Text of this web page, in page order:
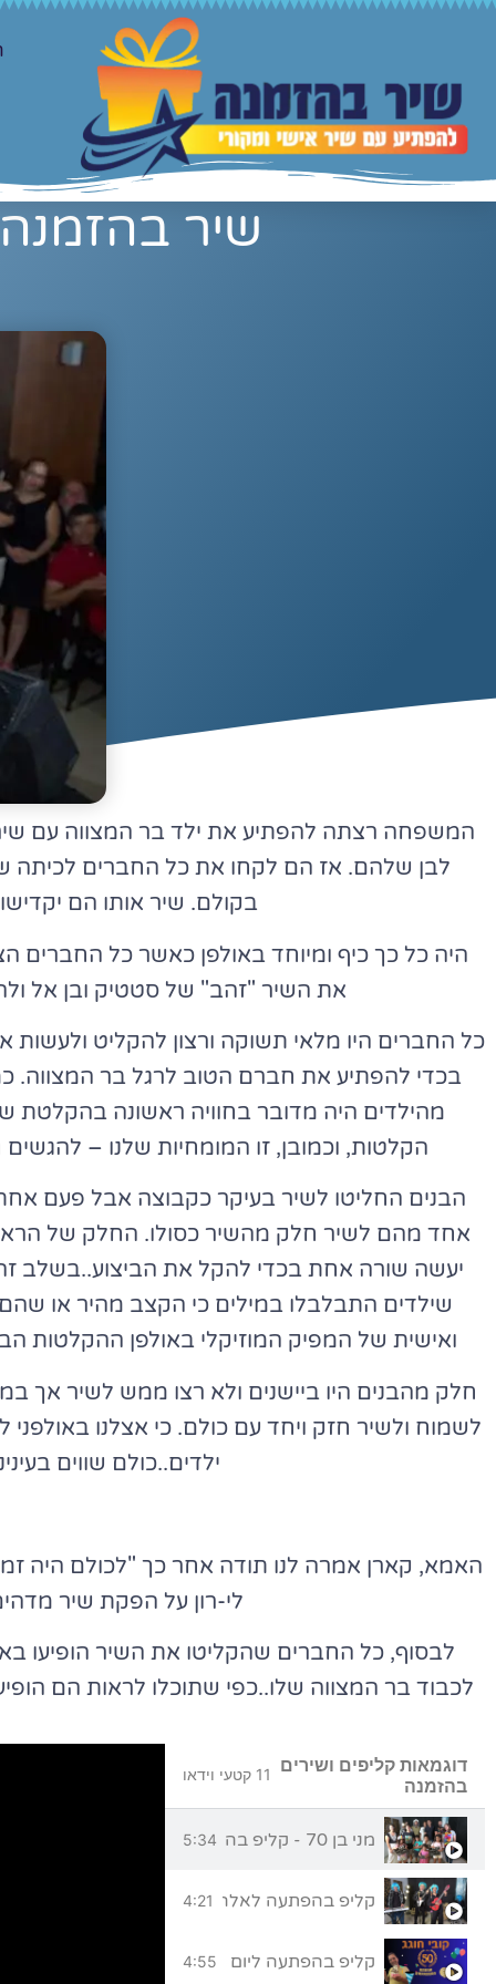
שיר
המשפחה רצתה להפתיע את ילד בר המצווה עם שיר
לבן שלהם. אז הם לקחו את כל החברים לכיתה
בקולם. שיר אותו הם
היה כל כך כיף ומיוחד באולפן כאשר כל החברים
את השיר "זהב" של סטטיק ובן אל
כל החברים היו מלאי תשוקה ורצון להקליט ולעשות
בכדי להפתיע את חברם הטוב לרגל בר המצווה.
מהילדים היה מדובר בחוויה ראשונה בהקלטת
הקלטות, וכמובן, זו המומחיות שלנו – להגשים
הבנים החליטו לשיר בעיקר כקבוצה אבל פעם
אחד מהם לשיר חלק מהשיר כסולו. החלק של
יעשה שורה אחת בכדי להקל את הביצוע..בשלב
שילדים התבלבלו במילים כי הקצב מהיר או
ואישית של המפיק המוזיקלי באולפן ההקלטות
חלק מהבנים היו ביישנים ולא רצו ממש לשיר
לשמוח ולשיר חזק ויחד עם כולם. כי אצלנו באולפני
ילדים..כולם שווים
האמא, קארן אמרה לנו תודה אחר כך "לכולם היה זמן
לי-רון על הפקת שיר
לבסוף, כל החברים שהקליטו את השיר הופיעו
לכבוד בר המצווה שלו..כפי שתוכלו לראות הם
דוגמאות קליפים ושירים
בהזמנה
11 קטעי וידאו
מני בן 70 - קליפ בהפתעה ליום הולדת 70 מכל המשפחה 5:34
קליפ בהפתעה לאלה - תעשי רק מה שאת אוהבת
4:21
קליפ בהפתעה ליום הולדת 50 לקובי - אללה בית"ר!
4:55